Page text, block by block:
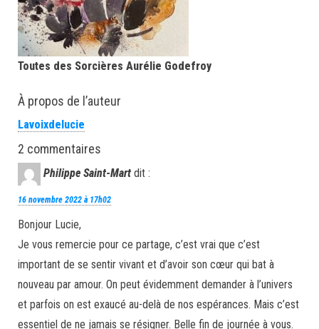
Toutes des Sorcières Aurélie Godefroy
À propos de l’auteur
Lavoixdelucie
2 commentaires
Philippe Saint-Mart dit :
16 novembre 2022 à 17h02
Bonjour Lucie,
Je vous remercie pour ce partage, c’est vrai que c’est
important de se sentir vivant et d’avoir son cœur qui bat à
nouveau par amour. On peut évidemment demander à l’univers
et parfois on est exaucé au-delà de nos espérances. Mais c’est
essentiel de ne jamais se résigner. Belle fin de journée à vous.